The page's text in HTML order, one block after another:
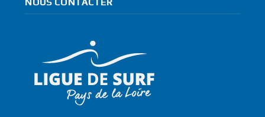
NOUS CONTACTER